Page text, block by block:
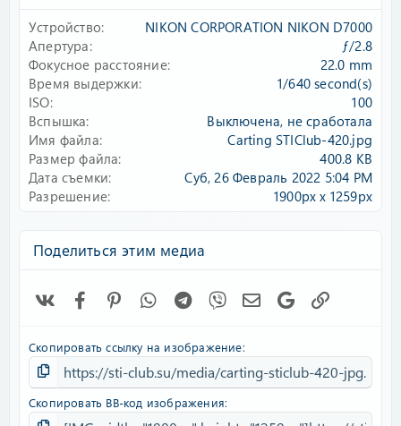
з
д
Устройство
NIKON CORPORATION NIKON D7000
Апертура
ƒ/2.8
Фокусное расстояние
22.0 mm
Время выдержки
1/640 second(s)
ISO
100
Вспышка
Выключена, не сработала
Имя файла
Carting STIClub-420.jpg
Размер файла
400.8 KB
Дата съемки
Суб, 26 Февраль 2022 5:04 PM
Разрешение
1900px x 1259px
Поделиться этим медиа
FacebookPinterestWhatsAppTelegram
Viber Электронная почта
Google
Скопировать ссылку на изображение
Скопировать BB-код изображения